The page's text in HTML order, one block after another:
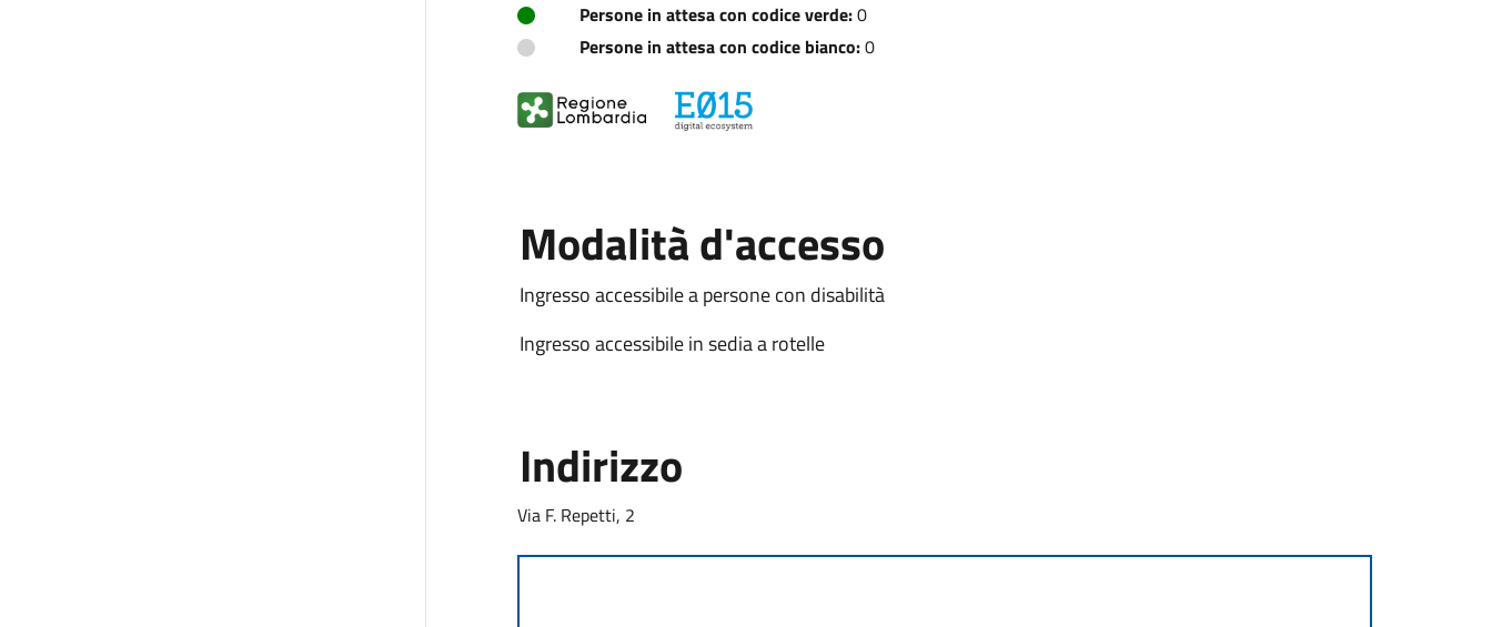
Persone in attesa con codice verde:0
Persone in attesa con codice bianco:0
Modalità d'accesso
Ingresso accessibile a persone con disabilità
Ingresso accessibile in sedia a rotelle
Indirizzo
Via F. Repetti, 2